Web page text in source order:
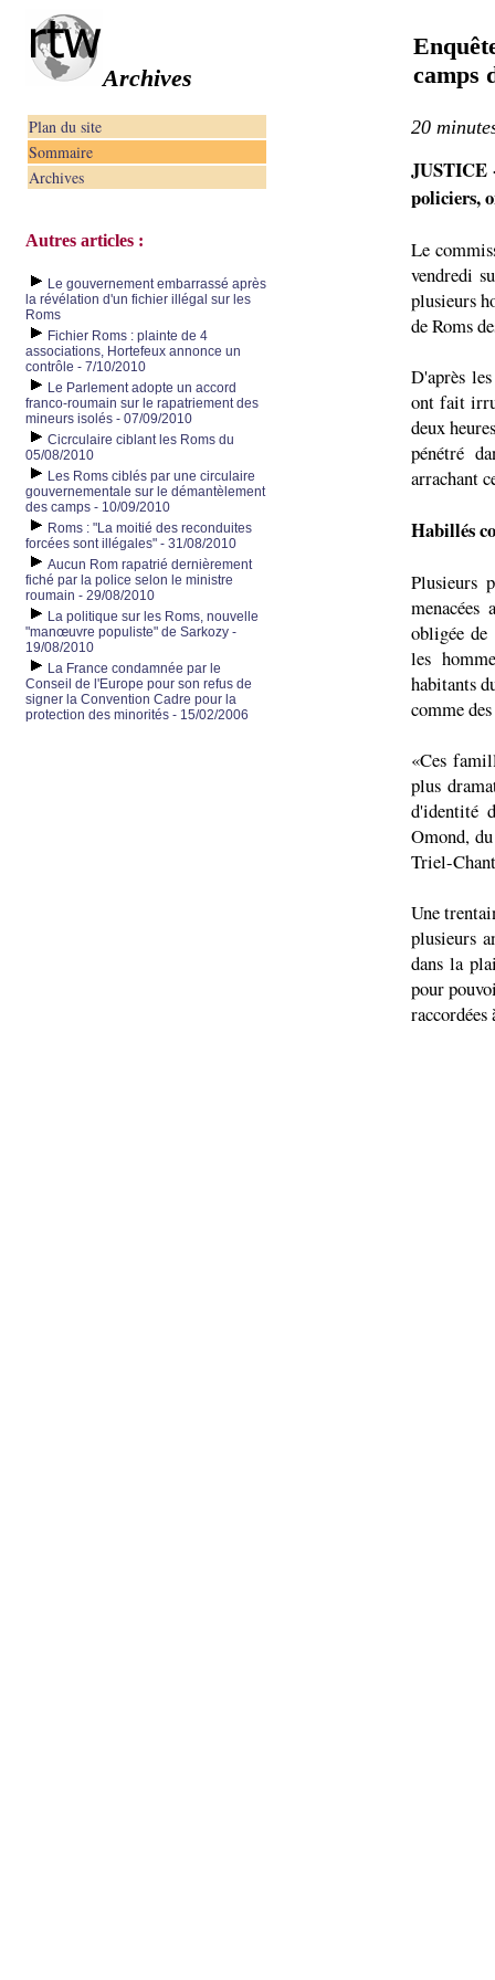
Archives
Plan du site
Sommaire
Archives
Autres articles :
Le gouvernement embarrassé après
la révélation d'un fichier illégal sur les
Roms
Fichier Roms : plainte de 4
associations, Hortefeux annonce un
contrôle - 7/10/2010
Le Parlement adopte un accord
franco-roumain sur le rapatriement des
mineurs isolés - 07/09/2010
Cicrculaire ciblant les Roms du
05/08/2010
Les Roms ciblés par une circulaire
gouvernementale sur le démantèlement
des camps - 10/09/2010
Roms : "La moitié des reconduites
forcées sont illégales" - 31/08/2010
Aucun Rom rapatrié dernièrement
fiché par la police selon le ministre
roumain - 29/08/2010
La politique sur les Roms, nouvelle
"manœuvre populiste" de Sarkozy -
19/08/2010
La France condamnée par le
Conseil de l'Europe pour son refus de
signer la Convention Cadre pour la
protection des minorités - 15/02/2006
camps
20
JUSTICE
policiers,
Le
vendredi
plusieurs
de Roms
D'après
ont fait
deux
pénétré
arrachant
Habillés
Plusieurs
obligée de
les
habitants
comme
«Ces
plus
d'identité
Omond,
Triel-
Une
plusieurs
dans la
pour
raccordées